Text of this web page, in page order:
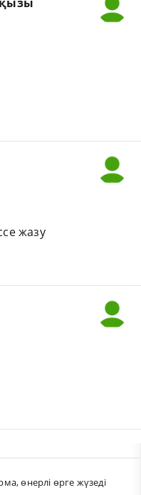
жазу
,өнерлі өрге жүзеді